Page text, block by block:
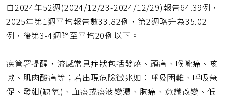
自2024年52週(2024/12/23-2024/12/29)報告64.39例，
2025年第1週平均報告數33.82例，第2週略升為35.02
例，後第3-4週降至平均20例以下。
疾管署提醒，流感常見症狀包括發燒、頭痛、喉嚨痛、咳
嗽、肌肉酸痛等；若出現危險徵兆如：呼吸困難、呼吸急
促、發紺(缺氧)、血痰或痰液變濃、胸痛、意識改變、低